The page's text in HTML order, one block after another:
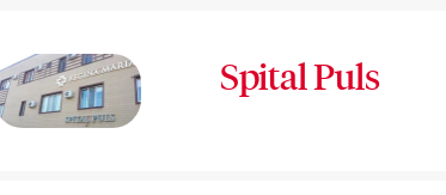
Spital Puls